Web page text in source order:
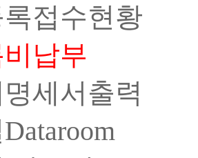
접수현황
납부
세서출력
Dataroom